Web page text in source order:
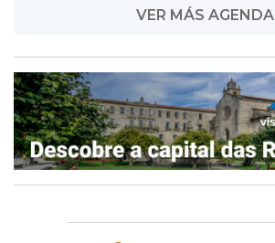
VER MÁS AGENDA